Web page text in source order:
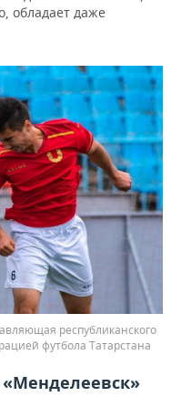
обладает даже
республиканского
футбола Татарстана